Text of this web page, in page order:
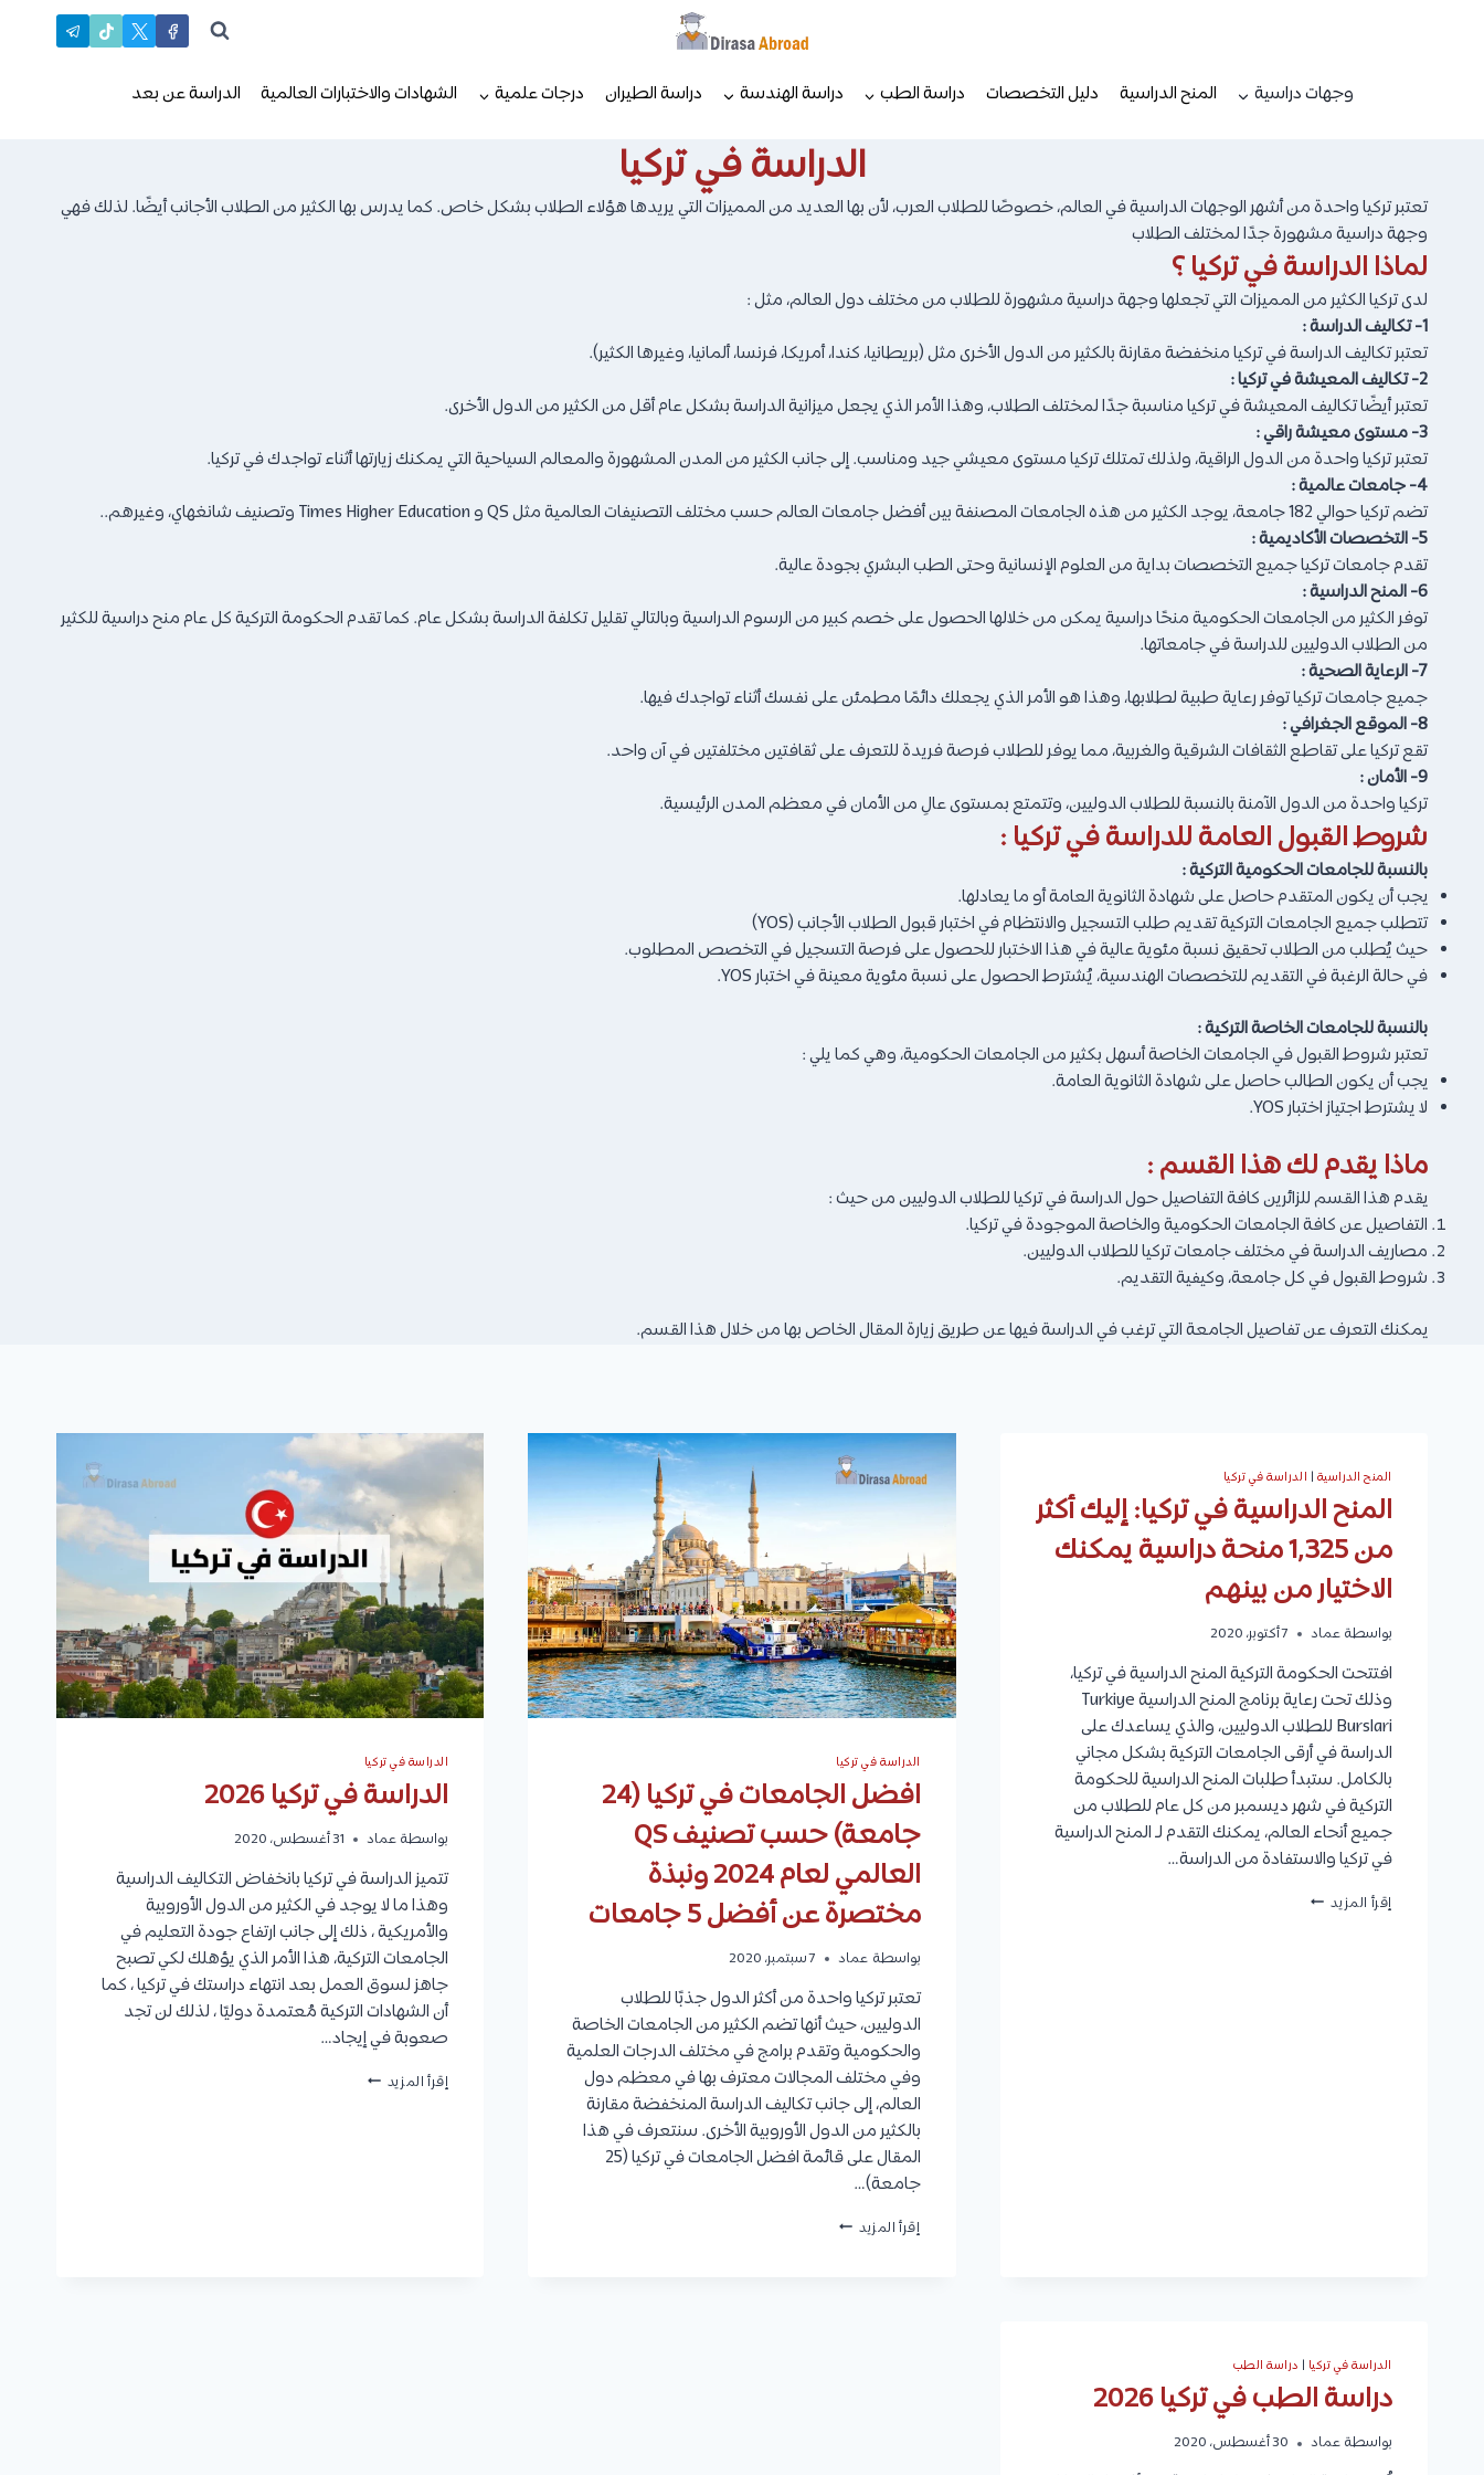
وجهات دراسية
المنح الدراسية دليل التخصصات دراسة الطب دراسة الهندسة دراسة الطيران درجات علمية الشهادات والاختبارات العالمية الدراسة عن بعد
الدراسة في تركيا
تعتبر تركيا واحدة من أشهر الوجهات الدراسية في العالم، خصوصًا للطلاب العرب، لأن بها العديد من المميزات التي يريدها هؤلاء الطلاب بشكل خاص. كما يدرس بها الكثير من الطلاب الأجانب أيضًا. لذلك فهي
وجهة دراسية مشهورة جدًا لمختلف الطلاب
لماذا الدراسة في تركيا ؟
لدى تركيا الكثير من المميزات التي تجعلها وجهة دراسية مشهورة للطلاب من مختلف دول العالم، مثل :
1- تكاليف الدراسة :
تعتبر تكاليف الدراسة في تركيا منخفضة مقارنة بالكثير من الدول الأخرى مثل (بريطانيا، كندا، أمريكا، فرنسا، ألمانيا، وغيرها الكثير).
2- تكاليف المعيشة في تركيا :
تعتبر أيضًا تكاليف المعيشة في تركيا مناسبة جدًا لمختلف الطلاب، وهذا الأمر الذي يجعل ميزانية الدراسة بشكل عام أقل من الكثير من الدول الأخرى.
3- مستوى معيشة راقي :
تعتبر تركيا واحدة من الدول الراقية، ولذلك تمتلك تركيا مستوى معيشي جيد ومناسب. إلى جانب الكثير من المدن المشهورة والمعالم السياحية التي يمكنك زيارتها أثناء تواجدك في تركيا.
4- جامعات عالمية :
تضم تركيا حوالي 182 جامعة، يوجد الكثير من هذه الجامعات المصنفة بين أفضل جامعات العالم حسب مختلف التصنيفات العالمية مثل QS و Times Higher Education وتصنيف شانغهاي، وغيرهم..
5- التخصصات الأكاديمية :
تقدم جامعات تركيا جميع التخصصات بداية من العلوم الإنسانية وحتى الطب البشري بجودة عالية.
6- المنح الدراسية :
توفر الكثير من الجامعات الحكومية منحًا دراسية يمكن من خلالها الحصول على خصم كبير من الرسوم الدراسية وبالتالي تقليل تكلفة الدراسة بشكل عام. كما تقدم الحكومة التركية كل عام منح دراسية للكثير
من الطلاب الدوليين للدراسة في جامعاتها.
7- الرعاية الصحية :
جميع جامعات تركيا توفر رعاية طبية لطلابها، وهذا هو الأمر الذي يجعلك دائمًا مطمئن على نفسك أثناء تواجدك فيها.
8- الموقع الجغرافي :
تقع تركيا على تقاطع الثقافات الشرقية والغربية، مما يوفر للطلاب فرصة فريدة للتعرف على ثقافتين مختلفتين في آن واحد.
9- الأمان :
تركيا واحدة من الدول الآمنة بالنسبة للطلاب الدوليين، وتتمتع بمستوى عالِ من الأمان في معظم المدن الرئيسية.
شروط القبول العامة للدراسة في تركيا :
بالنسبة للجامعات الحكومية التركية :
يجب أن يكون المتقدم حاصل على شهادة الثانوية العامة أو ما يعادلها.
تتطلب جميع الجامعات التركية تقديم طلب التسجيل والانتظام في اختبار قبول الطلاب الأجانب (YOS)
حيث يُطلب من الطلاب تحقيق نسبة مئوية عالية في هذا الاختبار للحصول على فرصة التسجيل في التخصص المطلوب.
في حالة الرغبة في التقديم للتخصصات الهندسية، يُشترط الحصول على نسبة مئوية معينة في اختبار YOS.
بالنسبة للجامعات الخاصة التركية :
تعتبر شروط القبول في الجامعات الخاصة أسهل بكثير من الجامعات الحكومية، وهي كما يلي :
يجب أن يكون الطالب حاصل على شهادة الثانوية العامة.
لا يشترط اجتياز اختبار YOS.
ماذا يقدم لك هذا القسم :
يقدم هذا القسم للزائرين كافة التفاصيل حول الدراسة في تركيا للطلاب الدوليين من حيث :
التفاصيل عن كافة الجامعات الحكومية والخاصة الموجودة في تركيا.
مصاريف الدراسة في مختلف جامعات تركيا للطلاب الدوليين.
شروط القبول في كل جامعة، وكيفية التقديم.
يمكنك التعرف عن تفاصيل الجامعة التي ترغب في الدراسة فيها عن طريق زيارة المقال الخاص بها من خلال هذا القسم.
المنح الدراسية | الدراسة في تركيا
المنح الدراسية في تركيا: إليك أكثر
من 1,325 منحة دراسية يمكنك
الاختيار من بينهم
بواسطة عماد 7 أكتوبر، 2020
افتتحت الحكومة التركية المنح الدراسية في تركيا،
وذلك تحت رعاية برنامج المنح الدراسية Turkiye
Burslari للطلاب الدوليين، والذي يساعدك على
الدراسة في أرقى الجامعات التركية بشكل مجاني
بالكامل. ستبدأ طلبات المنح الدراسية للحكومة
التركية في شهر ديسمبر من كل عام للطلاب من
جميع أنحاء العالم، يمكنك التقدم لـ المنح الدراسية
في تركيا والاستفادة من الدراسة…
إقرأ المزيد المنح
الدراسة في تركيا
افضل الجامعات في تركيا (24
جامعة) حسب تصنيف QS
العالمي لعام 2024 ونبذة
مختصرة عن أفضل 5 جامعات
بواسطة عماد 7 سبتمبر، 2020
تعتبر تركيا واحدة من أكثر الدول جذبًا للطلاب
الدوليين، حيث أنها تضم الكثير من الجامعات الخاصة
والحكومية وتقدم برامج في مختلف الدرجات العلمية
وفي مختلف المجالات معترف بها في معظم دول
العالم، إلى جانب تكاليف الدراسة المنخفضة مقارنة
بالكثير من الدول الأوروبية الأخرى. سنتعرف في هذا
المقال على قائمة افضل الجامعات في تركيا (25
جامعة)…
إقرأ المزيد افضل
الدراسة في تركيا
الدراسة في تركيا 2026
بواسطة عماد 31 أغسطس، 2020
تتميز الدراسة في تركيا بانخفاض التكاليف الدراسية
وهذا ما لا يوجد في الكثير من الدول الأوروبية
والأمريكية ، ذلك إلى جانب ارتفاع جودة التعليم في
الجامعات التركية، هذا الأمر الذي يؤهلك لكي تصبح
جاهز لسوق العمل بعد انتهاء دراستك في تركيا ، كما
أن الشهادات التركية مُعتمدة دوليًا ، لذلك لن تجد
صعوبة في إيجاد…
إقرأ المزيد الدراسة
الدراسة في تركيا | دراسة الطب
دراسة الطب في تركيا 2026
بواسطة عماد 30 أغسطس، 2020